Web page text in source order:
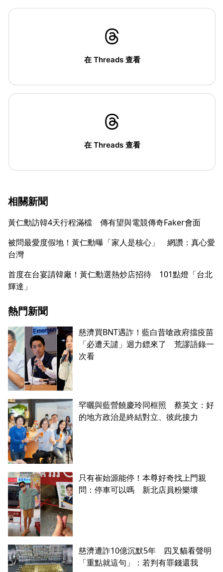
在 Threads 查看
在 Threads 查看
相關新聞
黃仁勳訪韓4天行程滿檔 傳有望與電競傳奇Faker會面
被問最愛度假地！黃仁勳曝「家人是核心」 網讚：真心愛
台灣
首度在台宴請韓廠！黃仁勳選熱炒店招待 101點燈「台北
輝達」
熱門新聞
慈濟買BNT遇詐！藍白昔嗆政府擋疫苗
「必遭天譴」迴力鏢來了 荒謬語錄一
次看
罕曬與藍營饒慶玲同框照 蔡英文：好
的地方政治是終結對立、彼此接力
只有崔始源能停！本尊好奇找上門親
問：停車可以嗎 新北店員粉樂壞
慈濟遭詐10億沉默5年 四叉貓看聲明
「重點就這句」：若判有罪錢還我